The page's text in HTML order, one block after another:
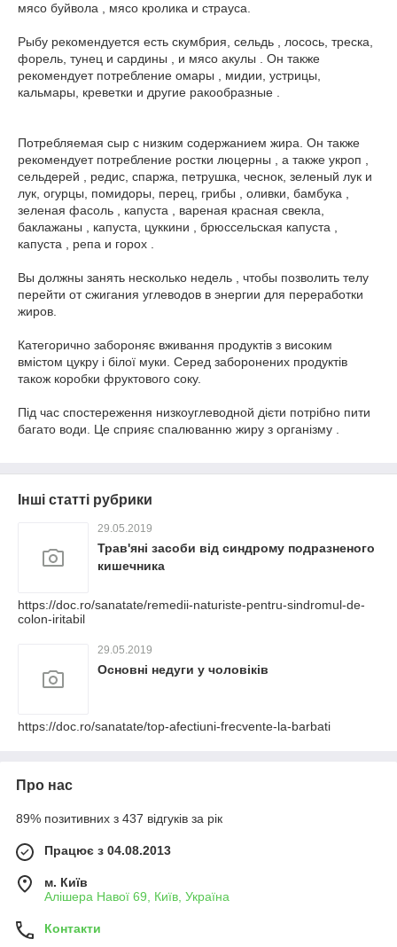
мясо буйвола , мясо кролика и страуса.
Рыбу рекомендуется есть скумбрия, сельдь , лосось, треска,
форель, тунец и сардины , и мясо акулы . Он также
рекомендует потребление омары , мидии, устрицы,
кальмары, креветки и другие ракообразные .
Потребляемая сыр с низким содержанием жира. Он также
рекомендует потребление ростки люцерны , а также укроп ,
сельдерей , редис, спаржа, петрушка, чеснок, зеленый лук и
лук, огурцы, помидоры, перец, грибы , оливки, бамбука ,
зеленая фасоль , капуста , вареная красная свекла,
баклажаны , капуста, цуккини , брюссельская капуста ,
капуста , репа и горох .
Вы должны занять несколько недель , чтобы позволить телу
перейти от сжигания углеводов в энергии для переработки
жиров.
Категорично забороняє вживання продуктів з високим
вмістом цукру і білої муки. Серед заборонених продуктів
також коробки фруктового соку.
Під час спостереження низкоуглеводной дієти потрібно пити
багато води. Це сприяє спалюванню жиру з організму .
Інші статті рубрики
29.05.2019
Трав'яні засоби від синдрому подразненого
кишечника
https://doc.ro/sanatate/remedii-naturiste-pentru-sindromul-de-
colon-iritabil
29.05.2019
Основні недуги у чоловіків
https://doc.ro/sanatate/top-afectiuni-frecvente-la-barbati
Про нас
89% позитивних з 437 відгуків за рік
Працює з 04.08.2013
м. Київ
Алішера Навої 69, Київ, Україна
Контакти